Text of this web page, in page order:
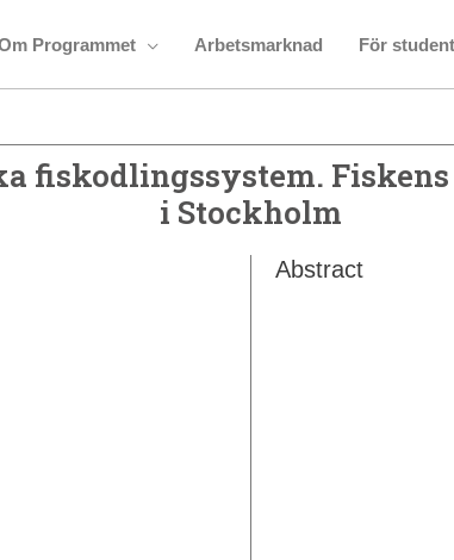
Programmet Arbetsmarknad För
fiskodlingssystem.
i Stockholm
Abstract